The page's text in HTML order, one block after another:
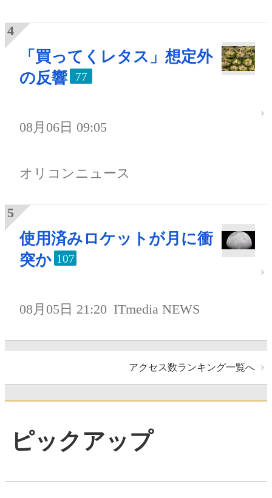
「買ってくレタス」想定外
の反響
77
08月06日 09:05
オリコンニュース
使用済みロケットが月に衝
突か 107
08月05日 21:20 ITmedia NEWS
アクセス数ランキング一覧へ
ピックアップ